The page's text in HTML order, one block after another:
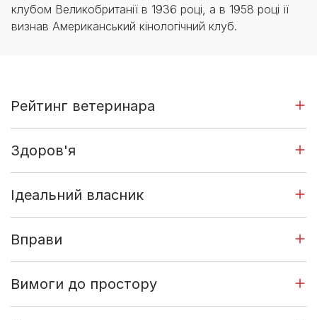
клубом Великобританії в 1936 році, а в 1958 році її
визнав Американський кінологічний клуб.
Рейтинг ветеринара
Здоров'я
Ідеальний власник
Вправи
Вимоги до простору